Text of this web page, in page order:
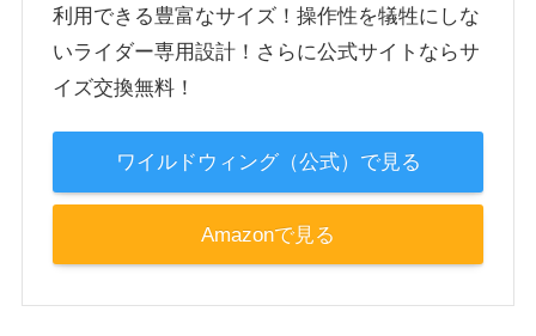
利用できる豊富なサイズ！操作性を犠牲にしな
いライダー専用設計！さらに公式サイトならサ
イズ交換無料！
ワイルドウィング（公式）で見る
Amazonで見る